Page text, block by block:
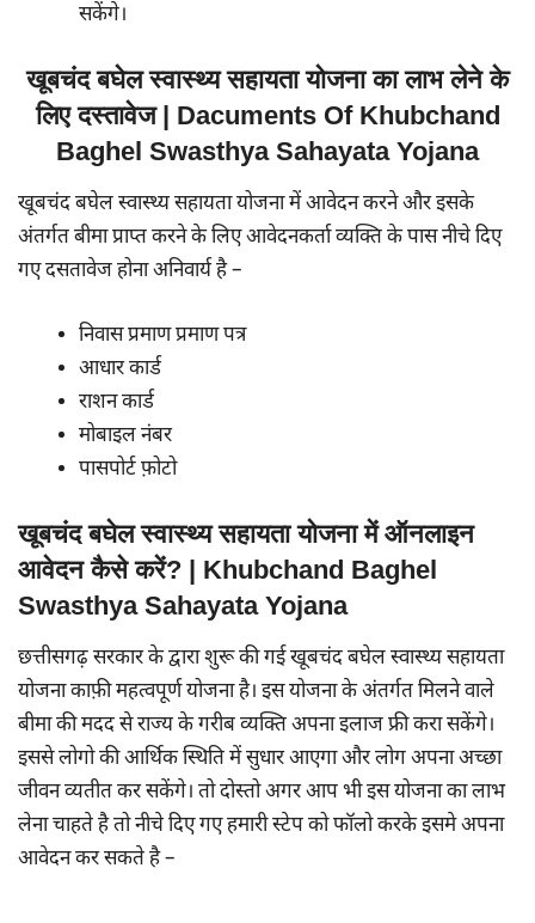
सकेंगे।
खूबचंद बघेल स्वास्थ्य सहायता योजना का लाभ लेने के
लिए दस्तावेज | Dacuments Of Khubchand
Baghel Swasthya Sahayata Yojana
खूबचंद बघेल स्वास्थ्य सहायता योजना में आवेदन करने और इसके
अंतर्गत बीमा प्राप्त करने के लिए आवेदनकर्ता व्यक्ति के पास नीचे दिए
गए दसतावेज होना अनिवार्य है –
निवास प्रमाण प्रमाण पत्र
आधार कार्ड
राशन कार्ड
मोबाइल नंबर
पासपोर्ट फ़ोटो
खूबचंद बघेल स्वास्थ्य सहायता योजना में ऑनलाइन
आवेदन कैसे करें? | Khubchand Baghel
Swasthya Sahayata Yojana
छत्तीसगढ़ सरकार के द्वारा शुरू की गई खूबचंद बघेल स्वास्थ्य सहायता
योजना काफ़ी महत्वपूर्ण योजना है। इस योजना के अंतर्गत मिलने वाले
बीमा की मदद से राज्य के गरीब व्यक्ति अपना इलाज फ्री करा सकेंगे।
इससे लोगो की आर्थिक स्थिति में सुधार आएगा और लोग अपना अच्छा
जीवन व्यतीत कर सकेंगे। तो दोस्तो अगर आप भी इस योजना का लाभ
लेना चाहते है तो नीचे दिए गए हमारी स्टेप को फॉलो करके इसमे अपना
आवेदन कर सकते है –